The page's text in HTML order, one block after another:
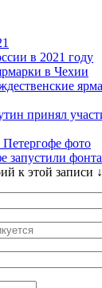
в 2021 году
принял
запустили
к этой записи ↓